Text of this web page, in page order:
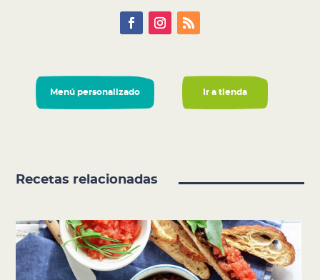
Menú personalizado Ir a tienda
Recetas relacionadas